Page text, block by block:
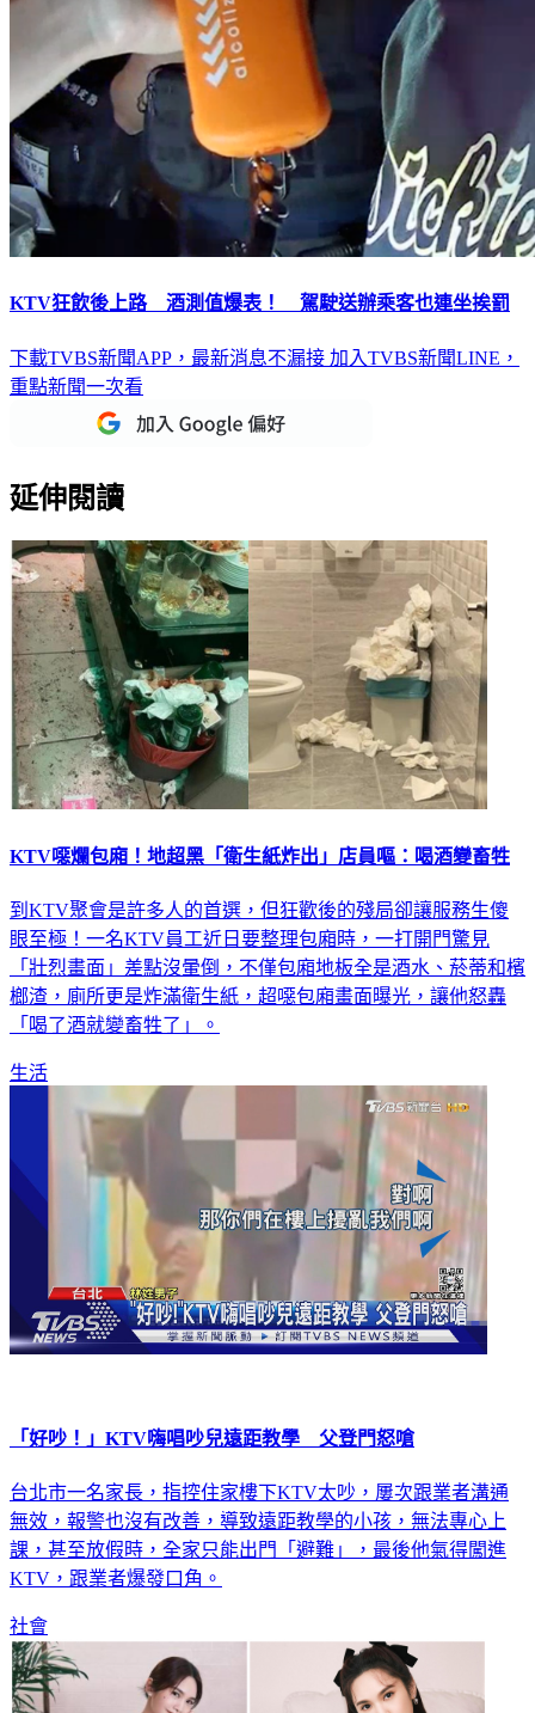
KTV狂飲後上路 酒測值爆表！ 駕駛送辦乘客也連坐挨罰
下載TVBS新聞APP，最新消息不漏接 加入TVBS新聞LINE，
重點新聞一次看
延伸閱讀
KTV噁爛包廂！地超黑「衛生紙炸出」店員嘔：喝酒變畜牲
到KTV聚會是許多人的首選，但狂歡後的殘局卻讓服務生傻
眼至極！一名KTV員工近日要整理包廂時，一打開門驚見
「壯烈畫面」差點沒暈倒，不僅包廂地板全是酒水、菸蒂和檳
榔渣，廁所更是炸滿衛生紙，超噁包廂畫面曝光，讓他怒轟
「喝了酒就變畜牲了」。
生活
「好吵！」KTV嗨唱吵兒遠距教學 父登門怒嗆
台北市一名家長，指控住家樓下KTV太吵，屢次跟業者溝通
無效，報警也沒有改善，導致遠距教學的小孩，無法專心上
課，甚至放假時，全家只能出門「避難」，最後他氣得闖進
KTV，跟業者爆發口角。
社會